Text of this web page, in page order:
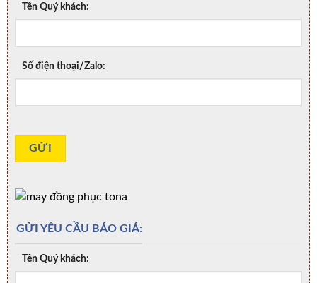
Tên Quý khách:
Số điện thoại/Zalo:
GỬI YÊU CẦU BÁO GIÁ:
Tên Quý khách: